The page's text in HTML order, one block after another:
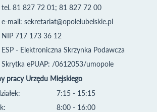
tel. 81 827 72 01; 81 827 72 00
e-mail: sekretariat@opolelubelskie.pl
NIP 717 173 36 12
ESP - Elektroniczna Skrzynka Podawcza
Skrytka ePUAP: /0612053/umopole
pracy Urzędu Miejskiego
7:15 - 15:15
8:00 - 16:00